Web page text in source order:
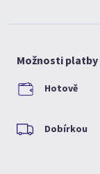
Možnosti platby
Hotově
Dobírkou